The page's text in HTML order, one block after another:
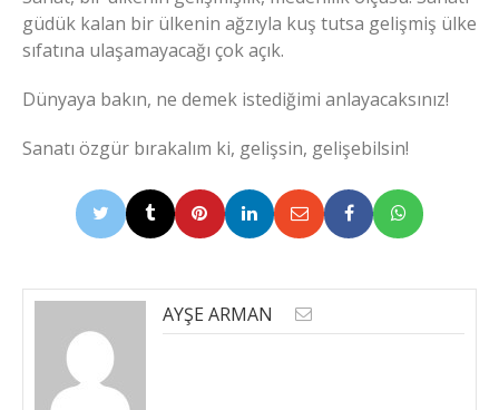
güdük kalan bir ülkenin ağzıyla kuş tutsa gelişmiş ülke
sıfatına ulaşamayacağı çok açık.
Dünyaya bakın, ne demek istediğimi anlayacaksınız!
Sanatı özgür bırakalım ki, gelişsin, gelişebilsin!
AYŞE ARMAN